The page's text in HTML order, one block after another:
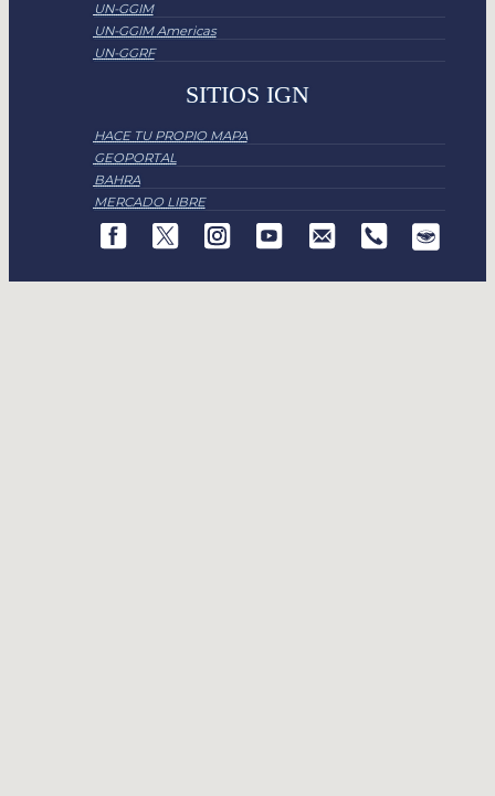
UN-GGIM
UN-GGIM Americas
UN-GGRF
SITIOS IGN
HACE TU PROPIO MAPA
GEOPORTAL
BAHRA
MERCADO LIBRE